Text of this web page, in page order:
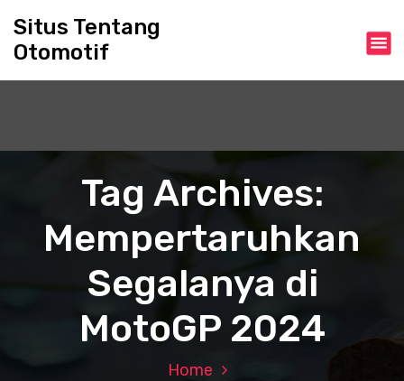
o
Situs Tentang
Otomotif
Tag Archives:
Mempertaruhkan
Segalanya di
MotoGP 2024
Home